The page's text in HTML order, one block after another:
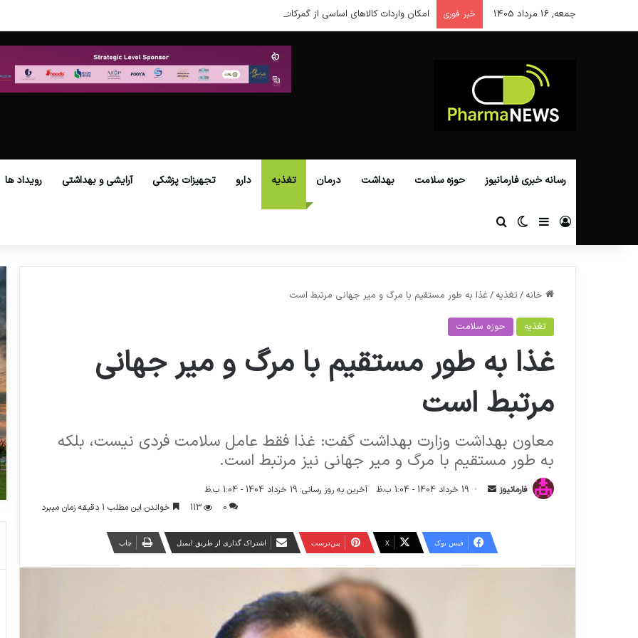
جمعه, 16 مرداد 1405 خبر فوری امکان واردات کالاهای اساسی از گمرکات همه استان‌ها فراهم شد.
رسانه خبری فارمانیوز حوزه سلامت بهداشت درمان تغذیه دارو تجهیزات پزشکی آرایشی و بهداشتی رویداد ها
ورود سایدبارتغییر پوسته
خانه / تغذیه /غذا به طور مستقیم با مرگ و میر جهانی مرتبط است
تغذیه حوزه سلامت
غذا به طور مستقیم با مرگ و میر جهانی
مرتبط است
معاون بهداشت وزارت بهداشت گفت: غذا فقط عامل سلامت فردی نیست، بلکه
به طور مستقیم با مرگ‌ و میر جهانی نیز مرتبط است.
فارمانیوز 19 خرداد 1404 - 1:04 ب.ظ
آخرین به روز رسانی: 19 خرداد 1404 - 1:04 ب.ظ
0
113 خواندن این مطلب 1 دقیقه زمان میبرد
فیس بوک X ‫پین‌ترست اشتراک گذاری از طریق ایمیل چاپ